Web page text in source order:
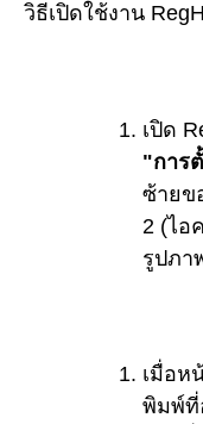
วิธีเปิดใช้งาน
เปิด
"การ
ซ้ายข
2 (ไอ
รูปภา
เมื่อห
พิมพ์ที่